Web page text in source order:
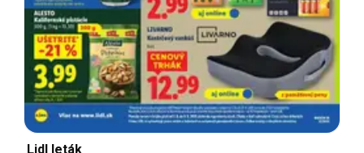
Lidl leták